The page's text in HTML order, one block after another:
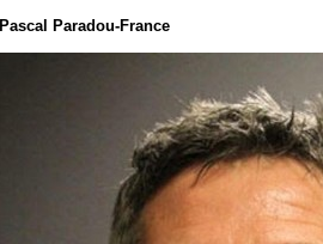
Pascal Paradou-France